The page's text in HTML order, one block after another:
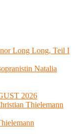
Long Long, Teil I
Natalia
2026
Thielemann